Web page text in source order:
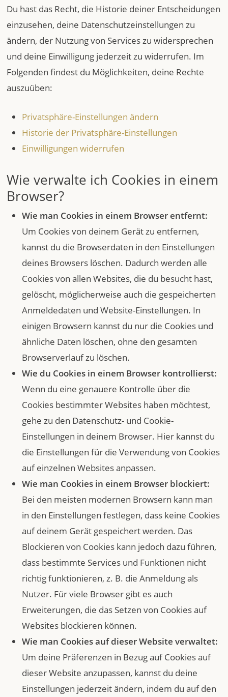
Du hast das Recht, die Historie deiner Entscheidungen
einzusehen, deine Datenschutzeinstellungen zu
ändern, der Nutzung von Services zu widersprechen
und deine Einwilligung jederzeit zu widerrufen. Im
Folgenden findest du Möglichkeiten, deine Rechte
auszuüben:
Privatsphäre-Einstellungen ändern
Historie der Privatsphäre-Einstellungen
Einwilligungen widerrufen
Wie verwalte ich Cookies in einem
Browser?
Wie man Cookies in einem Browser entfernt:
Um Cookies von deinem Gerät zu entfernen,
kannst du die Browserdaten in den Einstellungen
deines Browsers löschen. Dadurch werden alle
Cookies von allen Websites, die du besucht hast,
gelöscht, möglicherweise auch die gespeicherten
Anmeldedaten und Website-Einstellungen. In
einigen Browsern kannst du nur die Cookies und
ähnliche Daten löschen, ohne den gesamten
Browserverlauf zu löschen.
Wie du Cookies in einem Browser kontrollierst:
Wenn du eine genauere Kontrolle über die
Cookies bestimmter Websites haben möchtest,
gehe zu den Datenschutz- und Cookie-
Einstellungen in deinem Browser. Hier kannst du
die Einstellungen für die Verwendung von Cookies
auf einzelnen Websites anpassen.
Wie man Cookies in einem Browser blockiert:
Bei den meisten modernen Browsern kann man
in den Einstellungen festlegen, dass keine Cookies
auf deinem Gerät gespeichert werden. Das
Blockieren von Cookies kann jedoch dazu führen,
dass bestimmte Services und Funktionen nicht
richtig funktionieren, z. B. die Anmeldung als
Nutzer. Für viele Browser gibt es auch
Erweiterungen, die das Setzen von Cookies auf
Websites blockieren können.
Wie man Cookies auf dieser Website verwaltet:
Um deine Präferenzen in Bezug auf Cookies auf
dieser Website anzupassen, kannst du deine
Einstellungen jederzeit ändern, indem du auf den